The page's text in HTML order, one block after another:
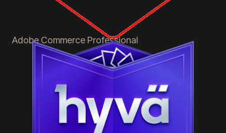
Adobe Commerce Professional